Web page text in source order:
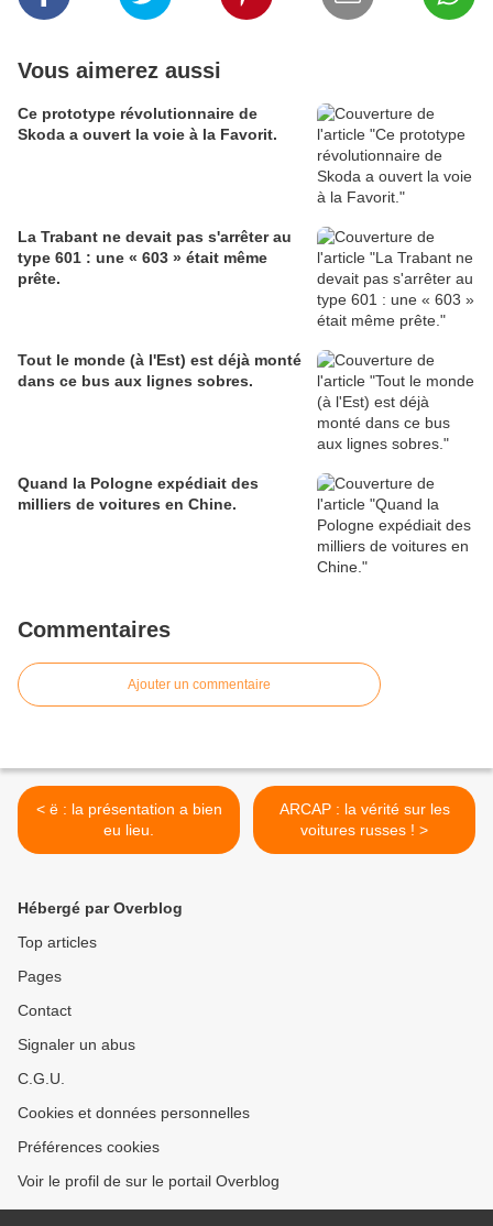
Vous aimerez aussi
Ce prototype révolutionnaire de
Skoda a ouvert la voie à la Favorit.
La Trabant ne devait pas s'arrêter au
type 601 : une « 603 » était même
prête.
Tout le monde (à l'Est) est déjà monté
dans ce bus aux lignes sobres.
Quand la Pologne expédiait des
milliers de voitures en Chine.
Commentaires
Ajouter un commentaire
< ë : la présentation a bien
eu lieu.
ARCAP : la vérité sur les
voitures russes ! >
Hébergé par Overblog
Top articles
Pages
Contact
Signaler un abus
C.G.U.
Cookies et données personnelles
Préférences cookies
Voir le profil de sur le portail Overblog